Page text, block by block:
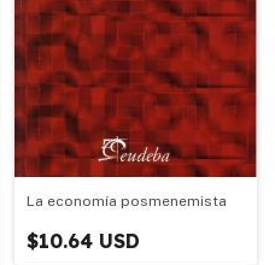
La economía posmenemista
$10.64 USD